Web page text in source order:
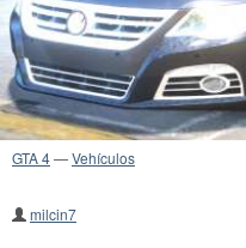
GTA 4—Vehículos
milcin7